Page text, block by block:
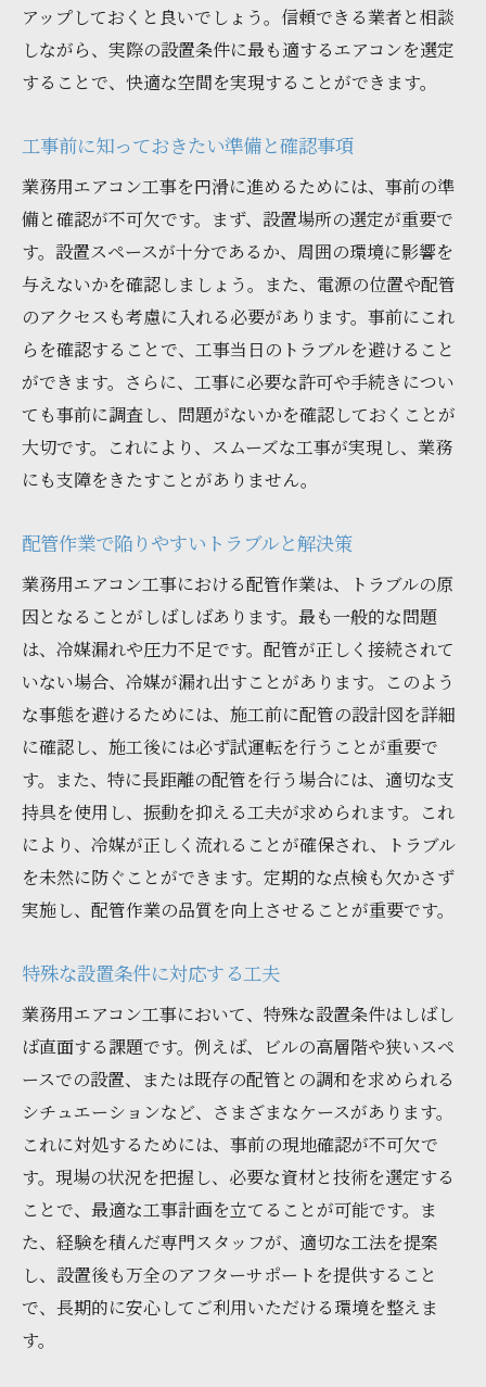
アップしておくと良いでしょう。信頼できる業者と相談
しながら、実際の設置条件に最も適するエアコンを選定
することで、快適な空間を実現することができます。
工事前に知っておきたい準備と確認事項
業務用エアコン工事を円滑に進めるためには、事前の準
備と確認が不可欠です。まず、設置場所の選定が重要で
す。設置スペースが十分であるか、周囲の環境に影響を
与えないかを確認しましょう。また、電源の位置や配管
のアクセスも考慮に入れる必要があります。事前にこれ
らを確認することで、工事当日のトラブルを避けること
ができます。さらに、工事に必要な許可や手続きについ
ても事前に調査し、問題がないかを確認しておくことが
大切です。これにより、スムーズな工事が実現し、業務
にも支障をきたすことがありません。
配管作業で陥りやすいトラブルと解決策
業務用エアコン工事における配管作業は、トラブルの原
因となることがしばしばあります。最も一般的な問題
は、冷媒漏れや圧力不足です。配管が正しく接続されて
いない場合、冷媒が漏れ出すことがあります。このよう
な事態を避けるためには、施工前に配管の設計図を詳細
に確認し、施工後には必ず試運転を行うことが重要で
す。また、特に長距離の配管を行う場合には、適切な支
持具を使用し、振動を抑える工夫が求められます。これ
により、冷媒が正しく流れることが確保され、トラブル
を未然に防ぐことができます。定期的な点検も欠かさず
実施し、配管作業の品質を向上させることが重要です。
特殊な設置条件に対応する工夫
業務用エアコン工事において、特殊な設置条件はしばし
ば直面する課題です。例えば、ビルの高層階や狭いスペ
ースでの設置、または既存の配管との調和を求められる
シチュエーションなど、さまざまなケースがあります。
これに対処するためには、事前の現地確認が不可欠で
す。現場の状況を把握し、必要な資材と技術を選定する
ことで、最適な工事計画を立てることが可能です。ま
た、経験を積んだ専門スタッフが、適切な工法を提案
し、設置後も万全のアフターサポートを提供すること
で、長期的に安心してご利用いただける環境を整えま
す。